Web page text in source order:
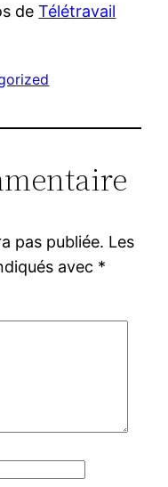
deTélétravail
pas publiée. Les
avec *